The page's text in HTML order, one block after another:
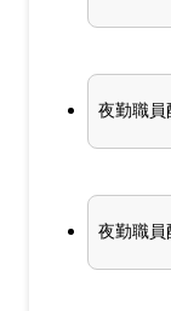
夜勤職
夜勤職